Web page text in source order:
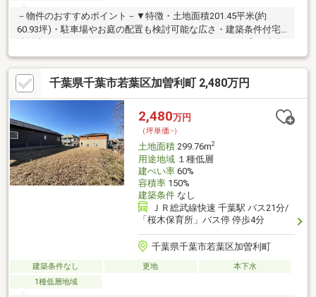
－物件のおすすめポイント－▼特徴・土地面積201.45平米(約
60.93坪)・駐車場やお庭の配置も検討可能な広さ・建築条件付宅
可能・前面道路は東側幅員約6mの公道、間口は約14.7m・建ぺい
率60%、容積率200%・現況古家有、詳細はお問い合わせくださ
い・都市ガス対応▼周辺環境・千葉市立都小学校 徒歩10分(約
790m)・貝塚公園 徒歩4分(約250m)・ローソン千葉都町店 徒歩2分
(約140m)■ ご希望の住まい探しをお手伝いします
━━━━━・・・物件の詳細・ご相談はお気軽にお問い合わせく
ださい。
千葉県千葉市若葉区加曽利町 2,480万円
2,480万円
（坪単価:-）
土地面積299.76m2
用途地域１種低層
建ぺい率60%
容積率150%
建築条件なし
ＪＲ総武線快速 千葉駅 バス21分/
「桜木保育所」バス停 停歩4分
千葉県千葉市若葉区加曽利町
建築条件なし 更地
本下水
1種低層地域